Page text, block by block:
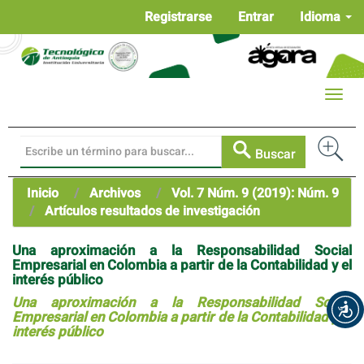
Contenido
principal
Idioma
Registrarse Entrar
Buscar
Toggle
Inicio Archivos
Vol. 7 Núm. 9 (2019): Núm. 9
Artículos resultados de investigación
Una aproximación a la Responsabilidad Social
Empresarial en Colombia a partir de la Contabilidad y el
interés público
Una aproximación a la Responsabilidad Social
Empresarial en Colombia a partir de la Contabilidad y el
interés público